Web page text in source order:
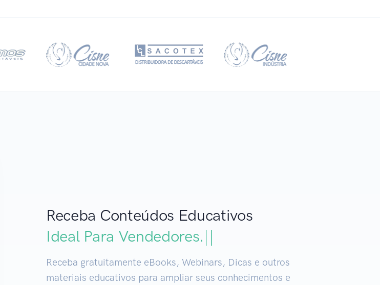
Receba Conteúdos Educativos
Ideal Para Ven||
Receba gratuitamente eBooks, Webinars, Dicas e outros
materiais educativos para ampliar seus conhecimentos e